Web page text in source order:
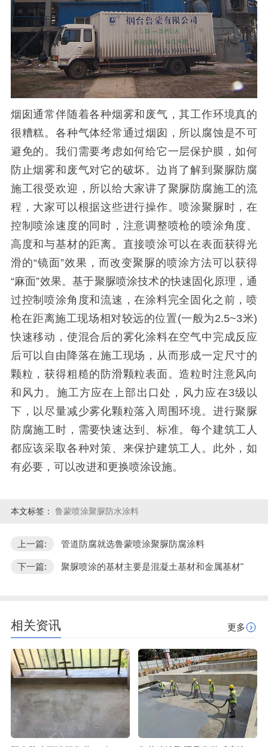
烟囱通常伴随着各种烟雾和废气，其工作环境真的
很糟糕。各种气体经常通过烟囱，所以腐蚀是不可
避免的。我们需要考虑如何给它一层保护膜，如何
防止烟雾和废气对它的破坏。边肖了解到聚脲防腐
施工很受欢迎，所以给大家讲了聚脲防腐施工的流
程，大家可以根据这些进行操作。喷涂聚脲时，在
控制喷涂速度的同时，注意调整喷枪的喷涂角度、
高度和与基材的距离。直接喷涂可以在表面获得光
滑的“镜面”效果，而改变聚脲的喷涂方法可以获得
“麻面”效果。基于聚脲喷涂技术的快速固化原理，通
过控制喷涂角度和流速，在涂料完全固化之前，喷
枪在距离施工现场相对较远的位置(一般为2.5~3米)
快速移动，使混合后的雾化涂料在空气中完成反应
后可以自由降落在施工现场，从而形成一定尺寸的
颗粒，获得粗糙的防滑颗粒表面。造粒时注意风向
和风力。施工方应在上部出口处，风力应在3级以
下，以尽量减少雾化颗粒落入周围环境。进行聚脲
防腐施工时，需要快速达到、标准。每个建筑工人
都应该采取各种对策、来保护建筑工人。此外，如
有必要，可以改进和更换喷涂设施。
本文标签： 鲁蒙喷涂聚脲防水涂料
上一篇: 管道防腐就选鲁蒙喷涂聚脲防腐涂料
下一篇: 聚脲喷涂的基材主要是混凝土基材和金属基材"
相关资讯 更多